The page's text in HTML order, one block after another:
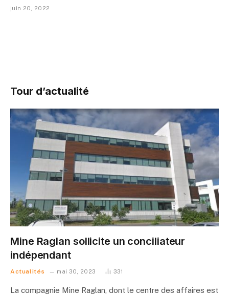
juin 20, 2022
Tour d’actualité
Mine Raglan sollicite un conciliateur
indépendant
Actualités mai 30, 2023 331
La compagnie Mine Raglan, dont le centre des affaires est